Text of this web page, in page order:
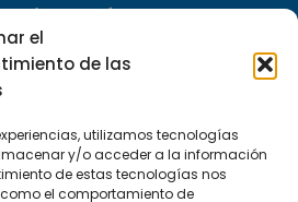
el
de las
utilizamos tecnologías
y/o acceder a la información
de estas tecnologías nos
el comportamiento de
Málaga